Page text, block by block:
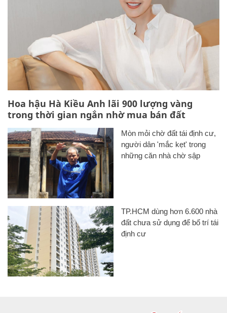
Hoa hậu Hà Kiều Anh lãi 900 lượng vàng
trong thời gian ngắn nhờ mua bán đất
Mòn mỏi chờ đất tái định cư,
người dân 'mắc kẹt' trong
những căn nhà chờ sập
TP.HCM dùng hơn 6.600 nhà
đất chưa sử dụng để bố trí tái
định cư